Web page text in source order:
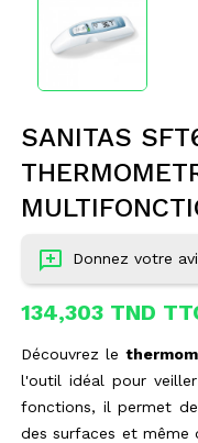
SANITAS
Donnez votre
134,303 TND
Découvrez le
l'outil idéal pour
fonctions, il permet
des surfaces et même